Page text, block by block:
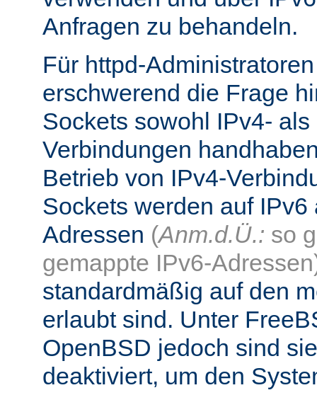
Anfragen zu behandeln.
Für httpd-
erschwerend die Frage
Sockets sowohl IPv4-
Verbindungen
Betrieb von IPv4-
Sockets werden auf
Adressen (Anm.d.Ü.: so
gemappte IPv6-
standardmäßig auf den
erlaubt sind. Unter
OpenBSD jedoch sind
deaktiviert, um den